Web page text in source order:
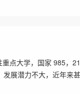
点大学，国家 985，
展潜力不大，近年来甚